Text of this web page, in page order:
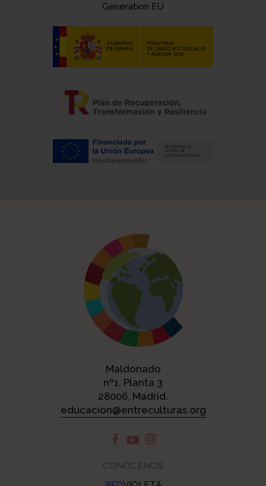
Generation EU
Maldonado
nº1, Planta 3
28006, Madrid.
educacion@entreculturas.org
CONÓCENOS